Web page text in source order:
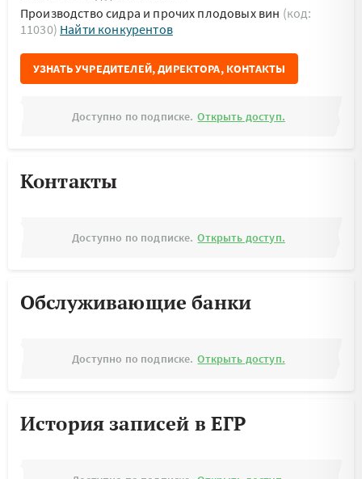
Производство сидра и прочих плодовых вин (код:
11030) Найти конкурентов
УЗНАТЬ УЧРЕДИТЕЛЕЙ, ДИРЕКТОРА, КОНТАКТЫ
Доступно по подписке. Открыть доступ.
Контакты
Доступно по подписке. Открыть доступ.
Обслуживающие банки
Доступно по подписке. Открыть доступ.
История записей в ЕГР